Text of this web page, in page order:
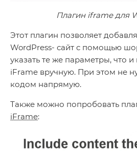
Плагин iframe для
Этот плагин позволяет
WordPress- сайт с помощью
указать те же параметры, что
iFrame вручную. При этом не
кодом напрямую.
Также можно попробовать
iFrame: